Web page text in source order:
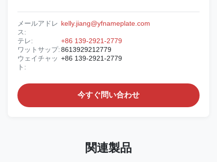
メールアドレ
ス:
kelly.jiang@yfnameplate.com
テレ:
+86 139-2921-2779
ワットサップ:8613929212779
ウェイチャッ
ト:
+86 139-2921-2779
今すぐ問い合わせ
関連製品